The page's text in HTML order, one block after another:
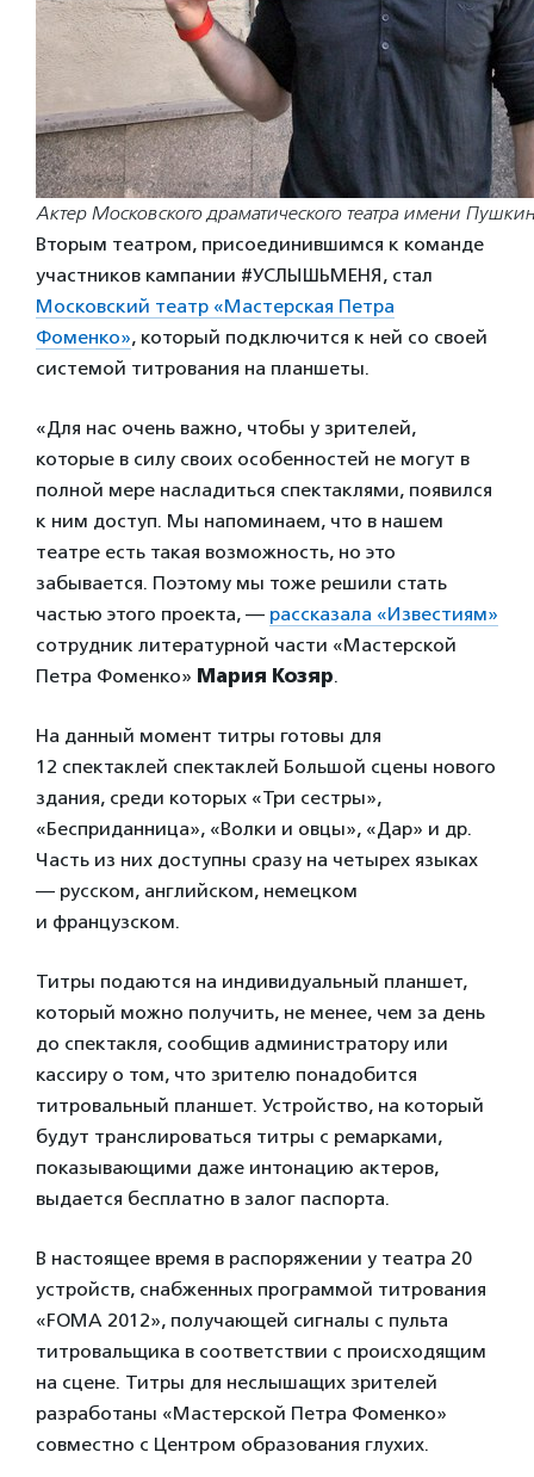
Актер Московского драматического театра имени
Вторым театром, присоединившимся к команде
участников кампании #УСЛЫШЬМЕНЯ, стал
Московский театр «Мастерская Петра
Фоменко», который подключится к ней со своей
системой титрования на планшеты.
«Для нас очень важно, чтобы у зрителей,
которые в силу своих особенностей не могут в
полной мере насладиться спектаклями, появился
к ним доступ. Мы напоминаем, что в нашем
театре есть такая возможность, но это
забывается. Поэтому мы тоже решили стать
частью этого проекта, — рассказала «Известиям»
сотрудник литературной части «Мастерской
Петра Фоменко» Мария Козяр.
На данный момент титры готовы для
12 спектаклей спектаклей Большой сцены нового
здания, среди которых «Три сестры»,
«Бесприданница», «Волки и овцы», «Дар» и др.
Часть из них доступны сразу на четырех языках
— русском, английском, немецком
и французском.
Титры подаются на индивидуальный планшет,
который можно получить, не менее, чем за день
до спектакля, сообщив администратору или
кассиру о том, что зрителю понадобится
титровальный планшет. Устройство, на который
будут транслироваться титры с ремарками,
показывающими даже интонацию актеров,
выдается бесплатно в залог паспорта.
В настоящее время в распоряжении у театра 20
устройств, снабженных программой титрования
«FOMA 2012», получающей сигналы с пульта
титровальщика в соответствии с происходящим
на сцене. Титры для неслышащих зрителей
разработаны «Мастерской Петра Фоменко»
совместно с Центром образования глухих.